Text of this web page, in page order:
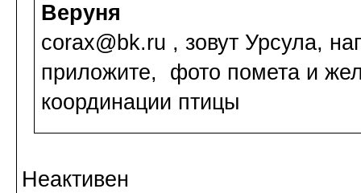
Веруня
corax@bk.ru , зовут Урсула,
приложите, фото помета и
координации птицы
Неактивен